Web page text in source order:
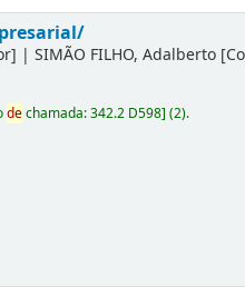
|SIMÃO FILHO, Adalberto
dechamada:342.2 D598](2).